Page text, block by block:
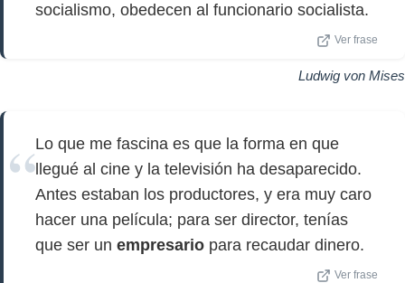
socialismo, obedecen al funcionario socialista.
Ver frase
Ludwig von Mises
Lo que me fascina es que la forma en que
llegué al cine y la televisión ha desaparecido.
Antes estaban los productores, y era muy caro
hacer una película; para ser director, tenías
que ser un empresario para recaudar dinero.
Ver frase